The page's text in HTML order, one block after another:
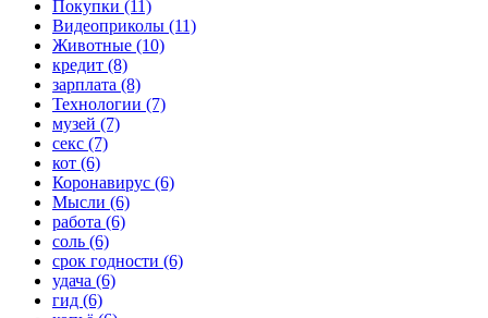
Покупки (11)
Видеоприколы (11)
Животные (10)
кредит (8)
зарплата (8)
Технологии (7)
музей (7)
секс (7)
кот (6)
Коронавирус (6)
Мысли (6)
работа (6)
соль (6)
срок годности (6)
удача (6)
гид (6)